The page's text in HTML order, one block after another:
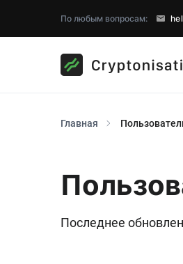
По любым вопросам:
Главная
Последнее